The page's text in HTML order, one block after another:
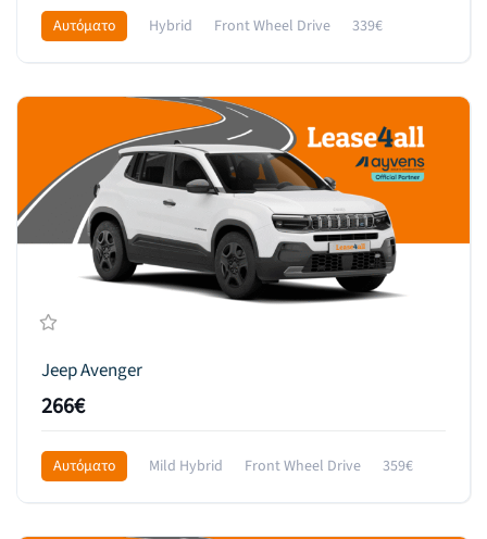
Αυτόματο Hybrid Front Wheel Drive 339€
Jeep Avenger
266€
Αυτόματο Mild Hybrid Front Wheel Drive 359€